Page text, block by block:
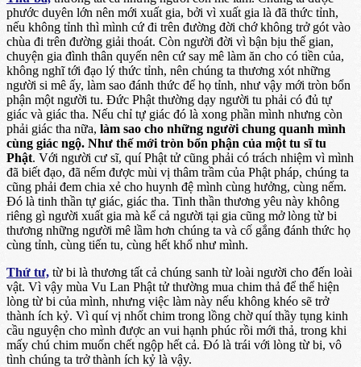
phước duyên lớn nên mới xuất gia, bởi vì xuất gia là đã thức tỉnh,
nếu không tỉnh thì mình cứ đi trên đường đời chớ không trở gót vào
chùa đi trên đường giải thoát. Còn người đời vì bận bịu thế gian,
chuyện gia đình thân quyến nên cứ say mê làm ăn cho có tiền của,
không nghĩ tới đạo lý thức tỉnh, nên chúng ta thương xót những
người si mê ấy, làm sao đánh thức để họ tỉnh, như vậy mới tròn bổn
phận một người tu. Đức Phật thường dạy người tu phải có đủ tự
giác và giác tha. Nếu chỉ tự giác đó là xong phần mình nhưng còn
phải giác tha nữa, làm sao cho những người chung quanh mình
cùng giác ngộ. Như thế mới tròn bổn phận của một tu sĩ tu
Phật. Với người cư sĩ, quí Phật tử cũng phải có trách nhiệm vì mình
đã biết đạo, đã nếm được mùi vị thâm trầm của Phật pháp, chúng ta
cũng phải đem chia xẻ cho huynh đệ mình cùng hưởng, cùng nếm.
Đó là tinh thần tự giác, giác tha. Tinh thần thương yêu này không
riêng gì người xuất gia mà kể cả người tại gia cũng mở lòng từ bi
thương những người mê lầm hơn chúng ta và cố gắng đánh thức họ
cùng tỉnh, cùng tiến tu, cùng hết khổ như mình.
Thứ tư, từ bi là thương tất cả chúng sanh từ loài người cho đến loài
vật. Vì vậy mùa Vu Lan Phật tử thường mua chim thả để thể hiện
lòng từ bi của mình, nhưng việc làm này nếu không khéo sẽ trở
thành ích kỷ. Vì quí vị nhốt chim trong lồng chờ quí thầy tụng kinh
cầu nguyện cho mình được an vui hạnh phúc rồi mới thả, trong khi
mấy chú chim muốn chết ngộp hết cả. Đó là trái với lòng từ bi, vô
tình chúng ta trở thành ích kỷ là vậy.